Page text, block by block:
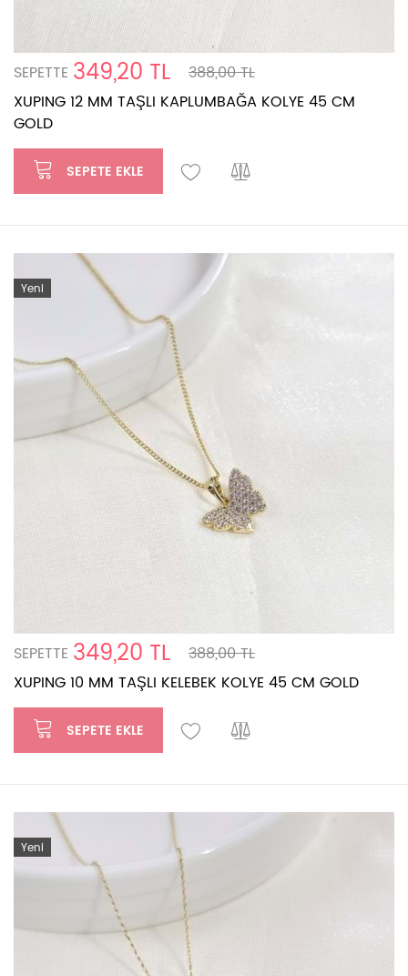
SEPETTE 349,20 TL
388,00 TL
XUPING 12 MM TAŞLI KAPLUMBAĞA KOLYE 45 CM
GOLD
SEPETE EKLE
Yeni
SEPETTE 349,20 TL
388,00 TL
XUPING 10 MM TAŞLI KELEBEK KOLYE 45 CM GOLD
SEPETE EKLE
Yeni